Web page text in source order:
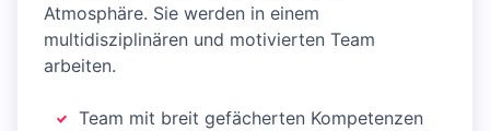
Atmosphäre. Sie werden in einem
multidisziplinären und motivierten Team
arbeiten.
Team mit breit gefächerten Kompetenzen